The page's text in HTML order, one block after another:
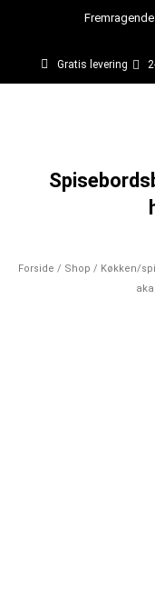
Gratis levering
Forside / Shop / Køkken/